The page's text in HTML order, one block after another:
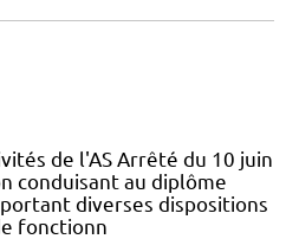
de l'AS Arrêté du 10 juin
conduisant au diplôme
diverses dispositions
fonctionn